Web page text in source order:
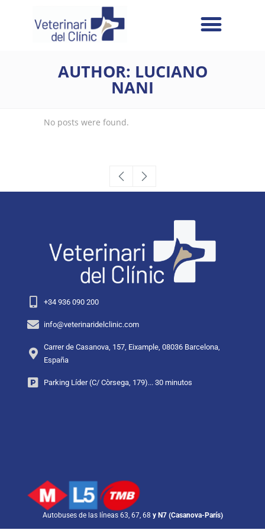
AUTHOR: LUCIANO
NANI
No posts were found.
+34 936 090 200
info@veterinaridelclinic.com
Carrer de Casanova, 157, Eixample, 08036 Barcelona,
España
Parking Líder (C/ Còrsega, 179)... 30 minutos
Autobuses de las líneas 63, 67, 68 y N7 (Casanova-París)